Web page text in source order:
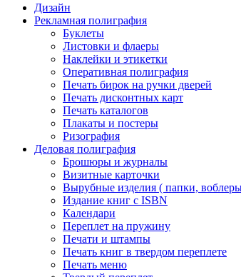
Дизайн
Рекламная полиграфия
Буклеты
Листовки и флаеры
Наклейки и этикетки
Оперативная полиграфия
Печать бирок на ручки дверей
Печать дисконтных карт
Печать каталогов
Плакаты и постеры
Ризография
Деловая полиграфия
Брошюры и журналы
Визитные карточки
Вырубные изделия ( папки,
Издание книг с ISBN
Календари
Переплет на пружину
Печати и штампы
Печать книг в твердом переплете
Печать меню